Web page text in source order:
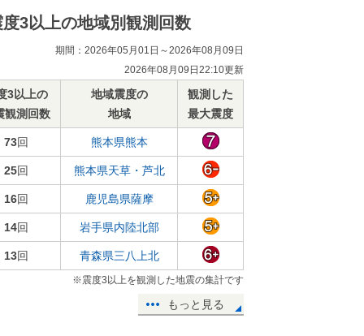
度3以上の地域別観測回数
期間：2026年05月01日～2026年08月09日
2026年08月09日22:10更新
3以上の
観測回数
地域震度の
地域
観測した
最大震度
73回 熊本県熊本
25回 熊本県天草・芦北
16回 鹿児島県薩摩
14回 岩手県内陸北部
13回 青森県三八上北
※震度3以上を観測した地震の集計です
もっと見る